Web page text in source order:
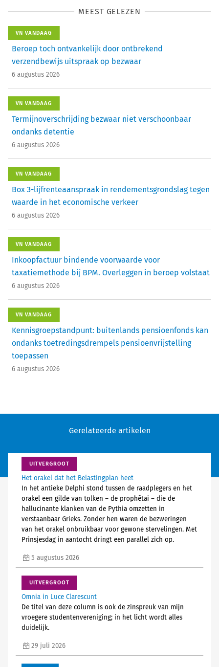
MEEST GELEZEN
VN VANDAAG
Beroep toch ontvankelijk door ontbrekend
verzendbewijs uitspraak op bezwaar
6 augustus 2026
VN VANDAAG
Termijnoverschrijding bezwaar niet verschoonbaar
ondanks detentie
6 augustus 2026
VN VANDAAG
Box 3-lijfrenteaanspraak in rendementsgrondslag tegen
waarde in het economische verkeer
6 augustus 2026
VN VANDAAG
Inkoopfactuur bindende voorwaarde voor
taxatiemethode bij BPM. Overleggen in beroep volstaat
6 augustus 2026
VN VANDAAG
Kennisgroepstandpunt: buitenlands pensioenfonds kan
ondanks toetredingsdrempels pensioenvrijstelling
toepassen
6 augustus 2026
Gerelateerde artikelen
UITVERGROOT
Het orakel dat het Belastingplan heet
In het antieke Delphi stond tussen de raadplegers en het
orakel een gilde van tolken – de prophētai – die de
hallucinante klanken van de Pythia omzetten in
verstaanbaar Grieks. Zonder hen waren de bezweringen
van het orakel onbruikbaar voor gewone stervelingen. Met
Prinsjesdag in aantocht dringt een parallel zich op.
5 augustus 2026
UITVERGROOT
Omnia in Luce Clarescunt
De titel van deze column is ook de zinspreuk van mijn
vroegere studentenvereniging; in het licht wordt alles
duidelijk.
29 juli 2026